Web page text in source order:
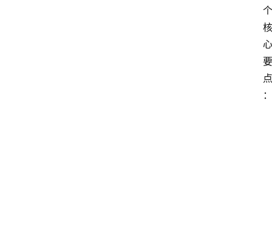
个
核
心
要
点
：